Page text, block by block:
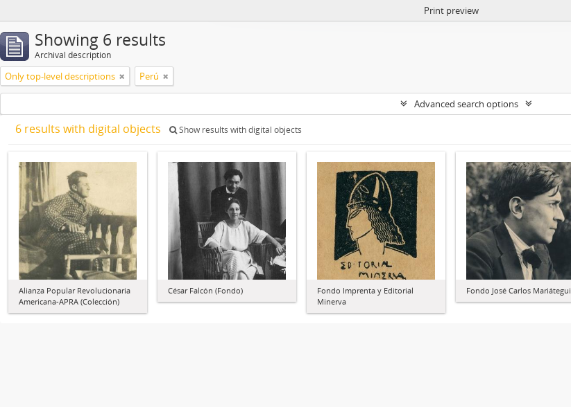
Print preview
Showing 6 results
Archival description
Only top-level descriptions Perú
Advanced search options
6 results with digital objects Show results with digital objects
Alianza Popular Revolucionaria
Americana-APRA (Colección)
César Falcón (Fondo)
Fondo Imprenta y Editorial
Minerva
Fondo José Carlos Mariátegui